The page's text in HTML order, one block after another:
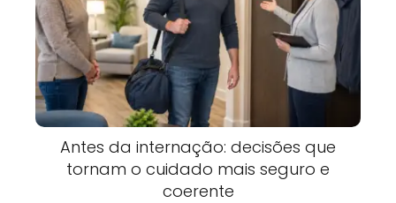
Antes da internação: decisões que
tornam o cuidado mais seguro e
coerente